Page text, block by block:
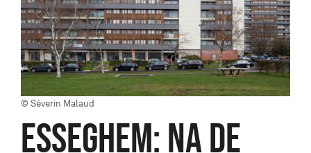
© Séverin Malaud
ESSEGHEM: NA DE